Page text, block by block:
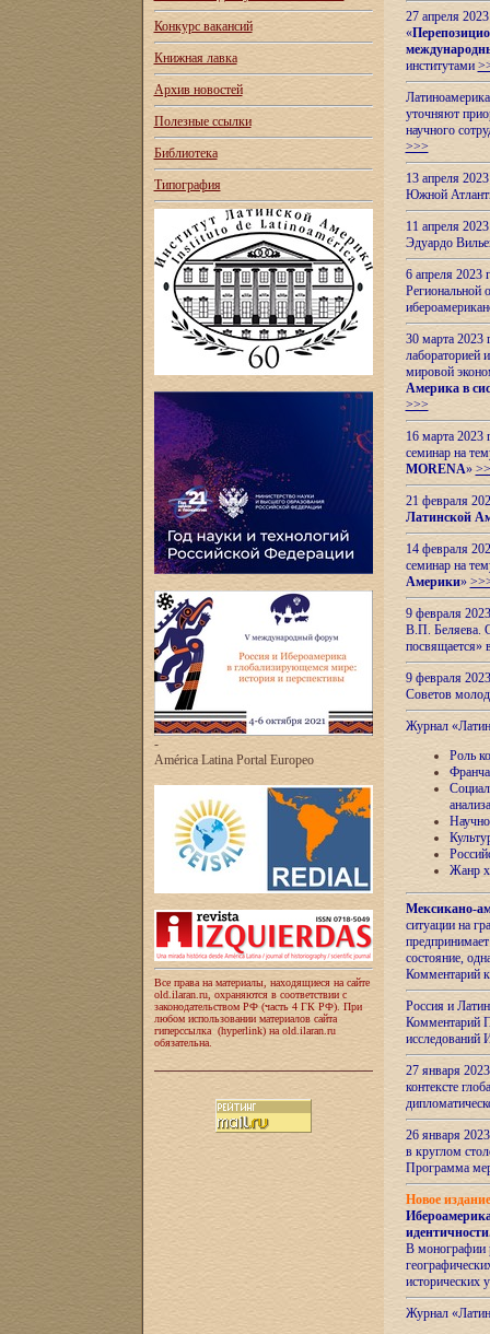
Конкурс вакансий
Книжная лавка
Архив новостей
Полезные ссылки
Библиотека
Типография
-
América Latina Portal Europeo
Все права на материалы, находящиеся на сайте
old.ilaran.ru, охраняются в соответствии с
законодательством РФ (часть 4 ГК РФ). При
любом использовании материалов сайта
гиперссылка (hyperlink) на old.ilaran.ru
обязательна.
27 апреля
«
институтами
уточняют
научного
>>>
13 апреля
Южной
11 апреля
Эдуардо
6 апреля
Региональной
30 марта 2023
лабораторией
мировой
Америка в
>>>
16 марта 2023
семинар на
MORENA»
21 февраля
Латинской
14 февраля
семинар на
Америки»
9 февраля
В.П. Беляева.
посвящается»
9 февраля
Советов
Журнал
Роль
анализа
Жанр
Мексикано-
ситуации на
состояние,
Комментарий
Россия и
Комментарий
27 января
контексте
26 января
в круглом
Программа
Новое
идентичности
В монографии
исторических
Журнал